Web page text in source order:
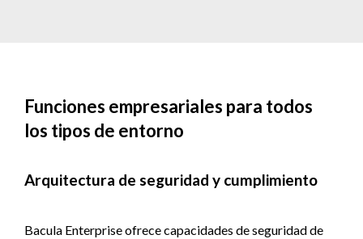
Funciones empresariales para todos
los tipos de entorno
Arquitectura de seguridad y cumplimiento
Bacula Enterprise ofrece capacidades de seguridad de